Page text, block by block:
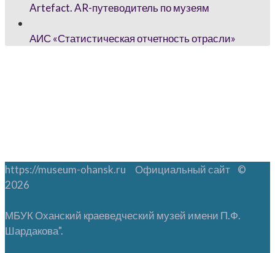
Artefact. AR-путеводитель по музеям
АИС «Статистическая отчетность отрасли»
https://museum-ohansk.ru Официальный сайт ©
2026
МБУК Оханский краеведческий музей имени П.Ф.
Шардакова".